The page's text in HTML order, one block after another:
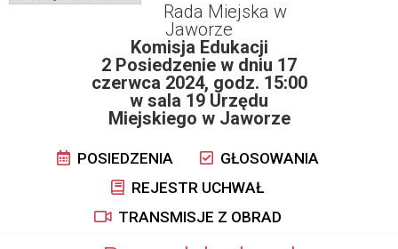
Rada Miejska w
Jaworze
Komisja Edukacji
2 Posiedzenie w dniu 17
czerwca 2024, godz. 15:00
w sala 19 Urzędu
Miejskiego w Jaworze
POSIEDZENIA
GŁOSOWANIA
REJESTR UCHWAŁ
TRANSMISJE Z OBRAD